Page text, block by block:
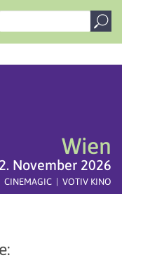
Wien
November 2026
CINEMAGIC | VOTIV KINO